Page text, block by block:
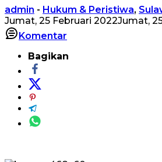
admin - Hukum & Peristiwa,
Jumat, 25 Februari 2022Jumat,
Komentar
Bagikan